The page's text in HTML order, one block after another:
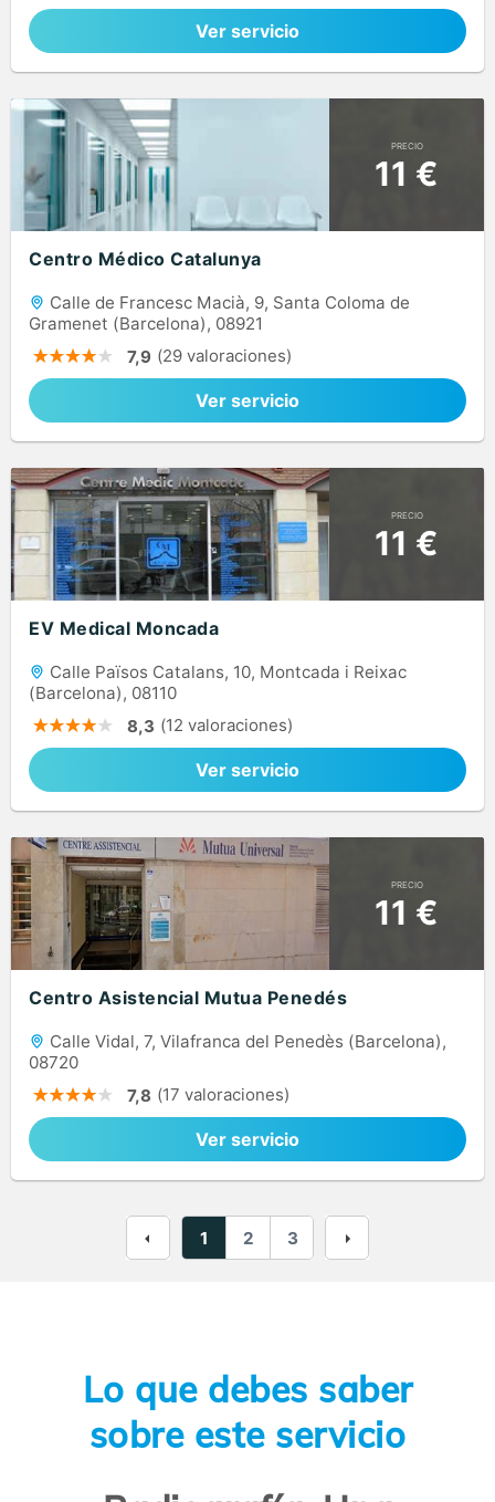
Ver servicio
PRECIO
11 €
Centro Médico Catalunya
Calle de Francesc Macià, 9, Santa Coloma de
Gramenet (Barcelona), 08921
7,9 (29 valoraciones)
Ver servicio
PRECIO
11 €
EV Medical Moncada
Calle Països Catalans, 10, Montcada i Reixac
(Barcelona), 08110
8,3 (12 valoraciones)
Ver servicio
PRECIO
11 €
Centro Asistencial Mutua Penedés
Calle Vidal, 7, Vilafranca del Penedès (Barcelona),
08720
7,8 (17 valoraciones)
Ver servicio
1 2 3
Lo que debes saber
sobre este servicio